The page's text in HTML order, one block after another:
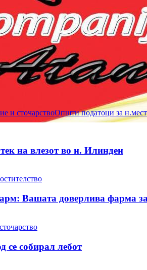
Место за реклама
и сточарствоОпшти податоци за
на влезот во н. Илинден
Вашата доверлива фарма за
се собирал лебот